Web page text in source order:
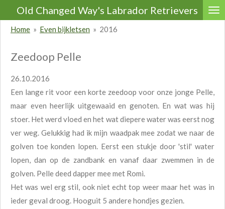
direct
de
hoofdinhoud
Old Changed Way's Labrador Retrievers
Home » Even bijkletsen » 2016
Zeedoop Pelle
26.10.2016
Een lange rit voor een korte zeedoop voor onze jonge Pelle,
maar even heerlijk uitgewaaid en genoten. En wat was hij
stoer. Het werd vloed en het wat diepere water was eerst nog
ver weg. Gelukkig had ik mijn waadpak mee zodat we naar de
golven toe konden lopen. Eerst een stukje door 'stil' water
lopen, dan op de zandbank en vanaf daar zwemmen in de
golven. Pelle deed dapper mee met Romi.
Het was wel erg stil, ook niet echt top weer maar het was in
ieder geval droog. Hooguit 5 andere hondjes gezien.